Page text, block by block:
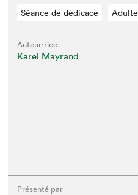
Séance de dédicace Adulte
Auteur·rice
Karel Mayrand
Présenté par